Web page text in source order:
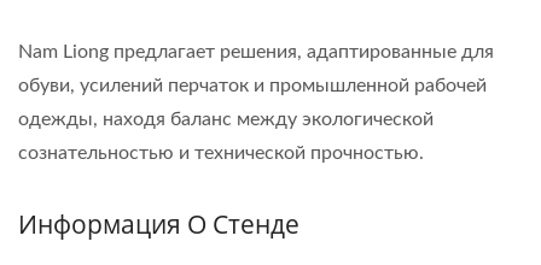
Nam Liong предлагает решения, адаптированные для
обуви, усилений перчаток и промышленной рабочей
одежды, находя баланс между экологической
сознательностью и технической прочностью.
Информация О Стенде